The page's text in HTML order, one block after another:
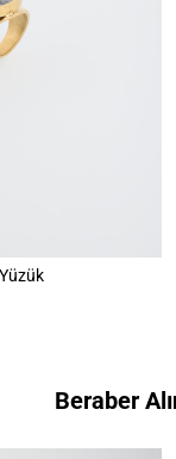
Beraber